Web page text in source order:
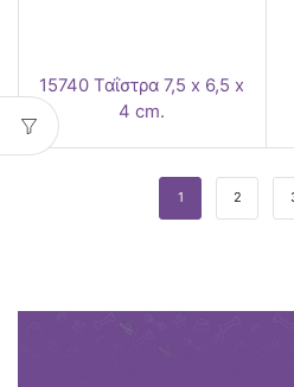
15740 Ταΐστρα 7,5 x 6,5 x
4 cm.
1 2